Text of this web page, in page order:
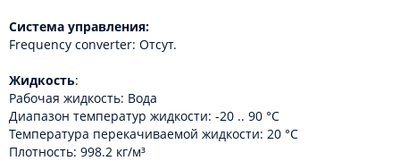
Система управления:
Frequency converter: Отсут.
Жидкость:
Рабочая жидкость: Вода
Диапазон температур жидкости: -20 .. 90 °C
Температура перекачиваемой жидкости: 20 °C
Плотность: 998.2 кг/м³